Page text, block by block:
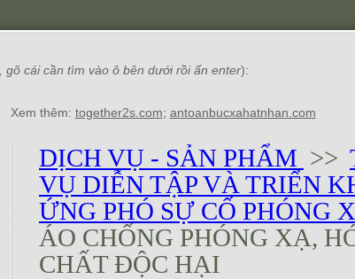
gõ cái cần tìm vào ô bên dưới rồi ấn enter):
Xem thêm: together2s.com; antoanbucxahatnhan.com
DỊCH VỤ - SẢN PHẨM >>
VỤ DIỄN TẬP VÀ TRIỂN
ỨNG PHÓ SỰ CỐ PHÓNG
ÁO CHỐNG PHÓNG XẠ,
CHẤT ĐỘC HẠI